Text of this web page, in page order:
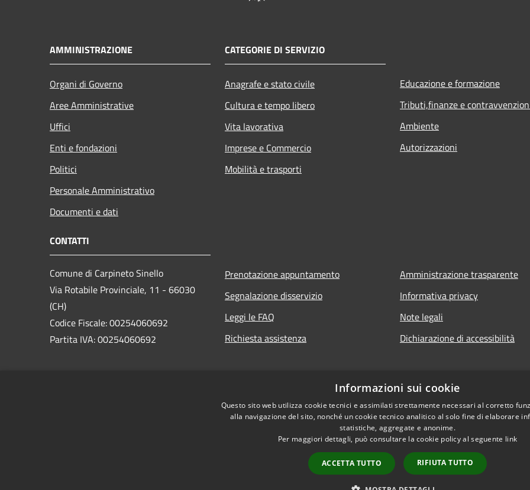
AMMINISTRAZIONE
Organi di Governo
Aree Amministrative
Uffici
Enti e fondazioni
Politici
Personale Amministrativo
Documenti e dati
CATEGORIE DI SERVIZIO
Anagrafe e stato civile
Cultura e tempo libero
Vita lavorativa
Imprese e Commercio
Mobilità e trasporti
Educazione e formazione
Tributi,finanze e
Ambiente
Autorizzazioni
CONTATTI
Comune di Carpineto Sinello
Via Rotabile Provinciale, 11 - 66030
(CH)
Codice Fiscale: 00254060692
Partita IVA: 00254060692
Prenotazione appuntamento
Segnalazione disservizio
Leggi le FAQ
Richiesta assistenza
Amministrazione trasparente
Informativa privacy
Note legali
Dichiarazione di accessibilità
Copyright © 2026 •
Informazioni sui cookie
Questo sito web utilizza cookie tecnici e assimilati strettamente necessari al corretto
alla navigazione del sito, nonché un cookie tecnico analitico al solo fine di elaborare
statistiche, aggregate e anonime.
Per maggiori dettagli, può consultare la cookie policy al seguente link
ACCETTA TUTTO RIFIUTA TUTTO